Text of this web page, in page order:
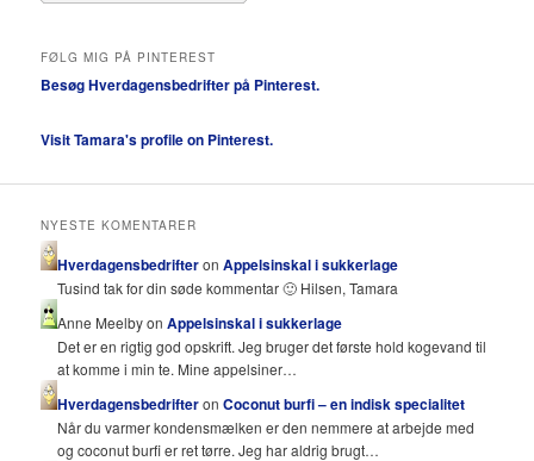
FØLG MIG PÅ PINTEREST
Besøg Hverdagensbedrifter på Pinterest.
Visit Tamara's profile on Pinterest.
NYESTE KOMENTARER
HverdagensbedrifteronAppelsinskal i sukkerlage
Tusind tak for din søde kommentar 🙂 Hilsen, Tamara
Anne Meelby onAppelsinskal i sukkerlage
Det er en rigtig god opskrift. Jeg bruger det første hold kogevand til
at komme i min te. Mine appelsiner…
HverdagensbedrifteronCoconut burfi – en indisk specialitet
Når du varmer kondensmælken er den nemmere at arbejde med
og coconut burfi er ret tørre. Jeg har aldrig brugt…